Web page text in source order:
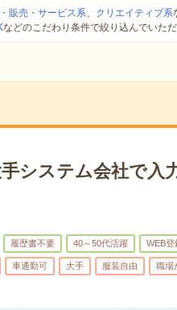
販売・サービス系、 クリエイティブ系
などのこだわり条件で絞り込んでいただ
システム会社で入
履歴書不要 40～50代活躍 WEB登
車通勤可 大手 服装自由 職場